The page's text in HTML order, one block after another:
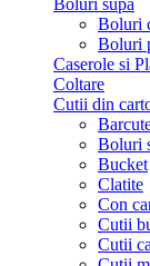
Boluri supa
Boluri
Boluri
Caserole si
Coltare
Cutii din
Boluri
Bucket
Clatite
Con
Cutii
Cutii